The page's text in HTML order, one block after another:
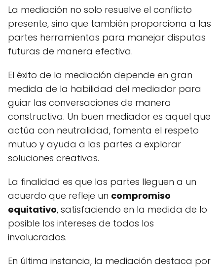
La mediación no solo resuelve el conflicto
presente, sino que también proporciona a las
partes herramientas para manejar disputas
futuras de manera efectiva.
El éxito de la mediación depende en gran
medida de la habilidad del mediador para
guiar las conversaciones de manera
constructiva. Un buen mediador es aquel que
actúa con neutralidad, fomenta el respeto
mutuo y ayuda a las partes a explorar
soluciones creativas.
La finalidad es que las partes lleguen a un
acuerdo que refleje un compromiso
equitativo, satisfaciendo en la medida de lo
posible los intereses de todos los
involucrados.
En última instancia, la mediación destaca por